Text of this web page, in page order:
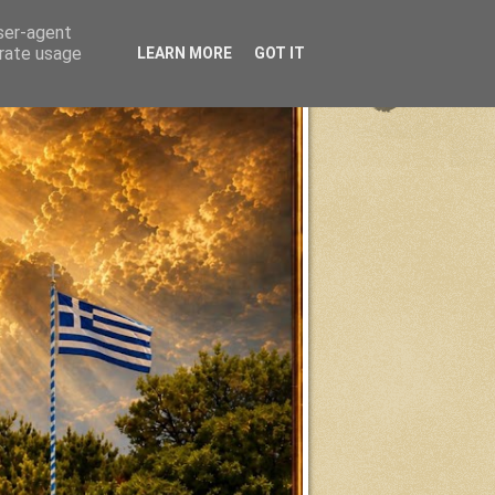
agent
usage
LEARN MORE GOT IT